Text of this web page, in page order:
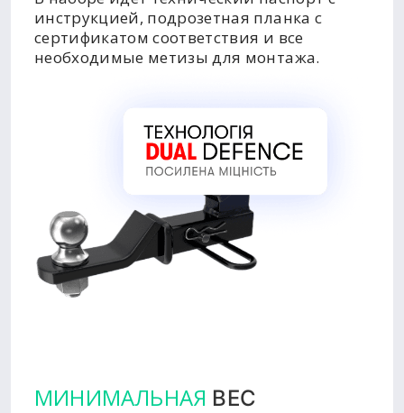
инструкцией, подрозетная планка с
сертификатом соответствия и все
необходимые метизы для монтажа.
МИНИМАЛЬНАЯ ВЕС